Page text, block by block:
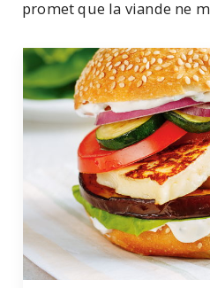
promet que la viande ne